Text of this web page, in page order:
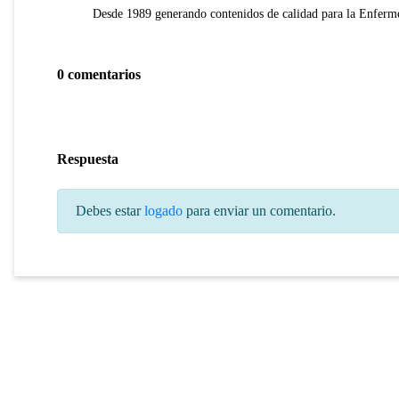
Desde 1989 generando contenidos de calidad para la
0 comentarios
Respuesta
Debes estarlogado para enviar un comentario.